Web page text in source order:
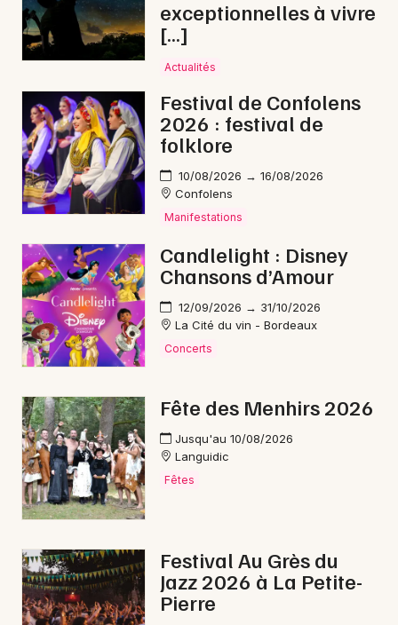
exceptionnelles à vivre
[…]
Actualités
Festival de Confolens
2026 : festival de
folklore
10/08/2026 → 16/08/2026
Confolens
Manifestations
Candlelight : Disney
Chansons d’Amour
12/09/2026 → 31/10/2026
La Cité du vin - Bordeaux
Concerts
Fête des Menhirs 2026
Jusqu'au 10/08/2026
Languidic
Fêtes
Festival Au Grès du
Jazz 2026 à La Petite-
Pierre